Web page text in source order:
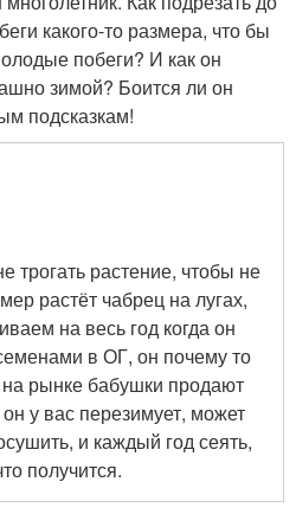
какого-то размера, что бы
побеги? И как он
зимой? Боится ли он
подсказкам!
трогать растение, чтобы не
растёт чабрец на лугах,
на весь год когда он
в ОГ, он почему то
рынке бабушки продают
у вас перезимует, может
и каждый год сеять,
получится.